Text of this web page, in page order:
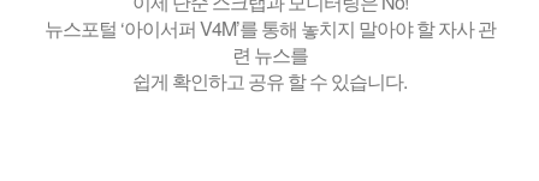
뉴스포털 ‘아이서퍼 V4M’를 통해 놓치지 말아야 할 자사 관
련 뉴스를
쉽게 확인하고 공유 할 수 있습니다.